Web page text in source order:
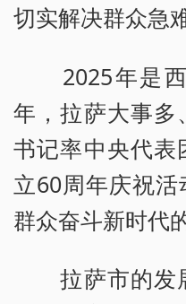
切实解决群众急
2025年是西
年，拉萨大事多
书记率中央代表
立60周年庆祝
群众奋斗新时代
拉萨市的发